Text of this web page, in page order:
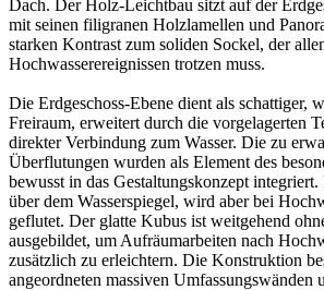
Dach. Der Holz-Leichtbau sitzt auf der
mit seinen filigranen Holzlamellen und
starken Kontrast zum soliden Sockel, der
Hochwasserereignissen trotzen muss.
Die Erdgeschoss-Ebene dient als schattiger,
Freiraum, erweitert durch die vorgelagerten
direkter Verbindung zum Wasser. Die zu
Überflutungen wurden als Element des
bewusst in das Gestaltungskonzept
über dem Wasserspiegel, wird aber bei
geflutet. Der glatte Kubus ist weitgehend
ausgebildet, um Aufräumarbeiten nach
zusätzlich zu erleichtern. Die Konstruktion
angeordneten massiven Umfassungswänden